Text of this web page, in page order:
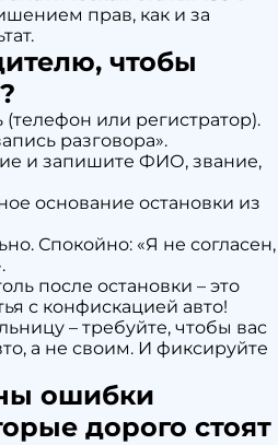
прав, как и за
чтобы
или регистратор).
разговора».
и запишите ФИО, звание,
основание остановки из
Спокойно: «Я не согласен,
после остановки – это
с конфискацией авто!
– требуйте, чтобы вас
а не своим. И фиксируйте
ошибки
дорого стоят